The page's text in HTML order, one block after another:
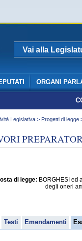
Vai alla
ORGANI
Legislativa > Progetti di legge
di legge: BORGHESI ed
degli oneri
Testi Emendamenti